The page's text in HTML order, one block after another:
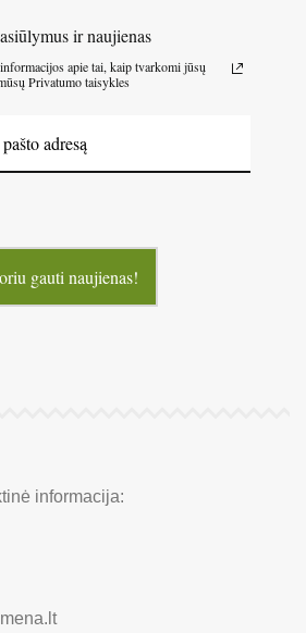
ir naujienas
apie tai, kaip tvarkomi jūsų
Privatumo taisykles
gauti naujienas!
informacija: